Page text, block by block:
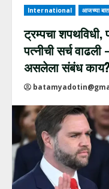
International आजच्या
ट्रम्पचा शपथविधी,
पत्नीची सर्च
असलेला संबंध